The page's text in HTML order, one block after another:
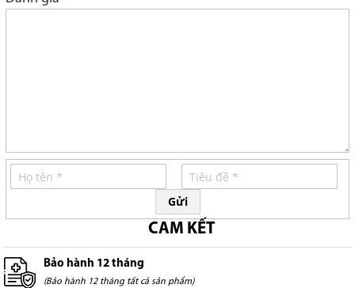
Gửi
CAM KẾT
Bảo hành 12 tháng
(Bảo hành 12 tháng tất cả sản phẩm)